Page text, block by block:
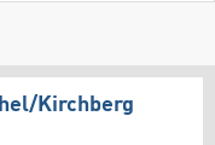
​Kirchberg